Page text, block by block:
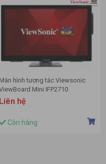
Màn hình tương tác Viewsonic
Mini IFP2710
Liên hệ
Còn hàng